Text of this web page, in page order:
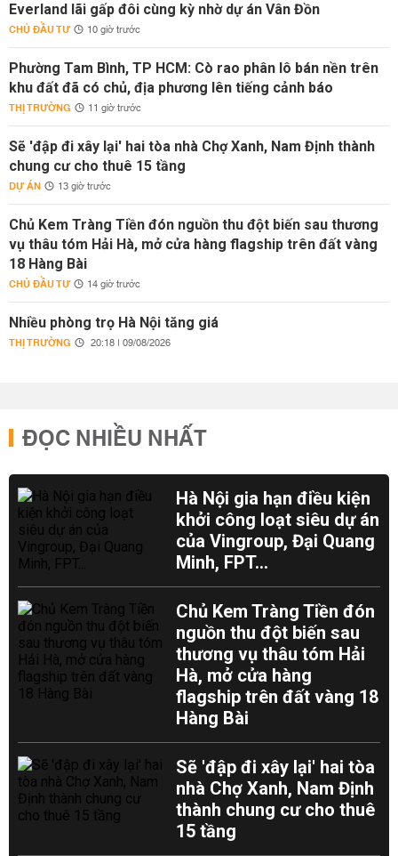
Everland lãi gấp đôi cùng kỳ nhờ dự án Vân Đồn
CHỦ ĐẦU TƯ 10 giờ trước
Phường Tam Bình, TP HCM: Cò rao phân lô bán nền trên
khu đất đã có chủ, địa phương lên tiếng cảnh báo
THỊ TRƯỜNG 11 giờ trước
Sẽ 'đập đi xây lại' hai tòa nhà Chợ Xanh, Nam Định thành
chung cư cho thuê 15 tầng
DỰ ÁN 13 giờ trước
Chủ Kem Tràng Tiền đón nguồn thu đột biến sau thương
vụ thâu tóm Hải Hà, mở cửa hàng flagship trên đất vàng
18 Hàng Bài
CHỦ ĐẦU TƯ 14 giờ trước
Nhiều phòng trọ Hà Nội tăng giá
THỊ TRƯỜNG 20:18 | 09/08/2026
ĐỌC NHIỀU NHẤT
Hà Nội gia hạn điều kiện
khởi công loạt siêu dự án
của Vingroup, Đại Quang
Minh, FPT...
Chủ Kem Tràng Tiền đón
nguồn thu đột biến sau
thương vụ thâu tóm Hải
Hà, mở cửa hàng
flagship trên đất vàng 18
Hàng Bài
Sẽ 'đập đi xây lại' hai tòa
nhà Chợ Xanh, Nam Định
thành chung cư cho thuê
15 tầng